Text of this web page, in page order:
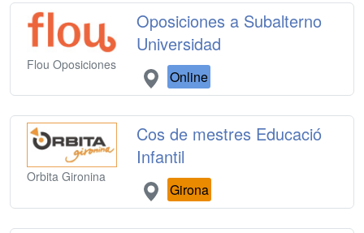
Flou Oposiciones
Oposiciones a Subalterno
Universidad
Online
Orbita Gironina
Cos de mestres Educació
Infantil
Girona